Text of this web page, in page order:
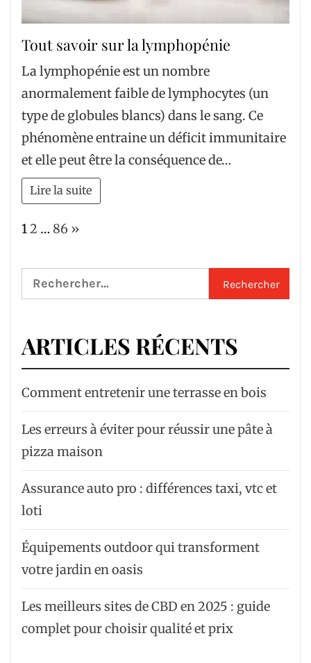
Tout savoir sur la lymphopénie
La lymphopénie est un nombre
anormalement faible de lymphocytes (un
type de globules blancs) dans le sang. Ce
phénomène entraine un déficit immunitaire
et elle peut être la conséquence de…
Lire la suite
Page:
12 … 86 Next
»
Rechercher :
ARTICLES RÉCENTS
Comment entretenir une terrasse en bois
Les erreurs à éviter pour réussir une pâte à
pizza maison
Assurance auto pro : différences taxi, vtc et
loti
Équipements outdoor qui transforment
votre jardin en oasis
Les meilleurs sites de CBD en 2025 : guide
complet pour choisir qualité et prix